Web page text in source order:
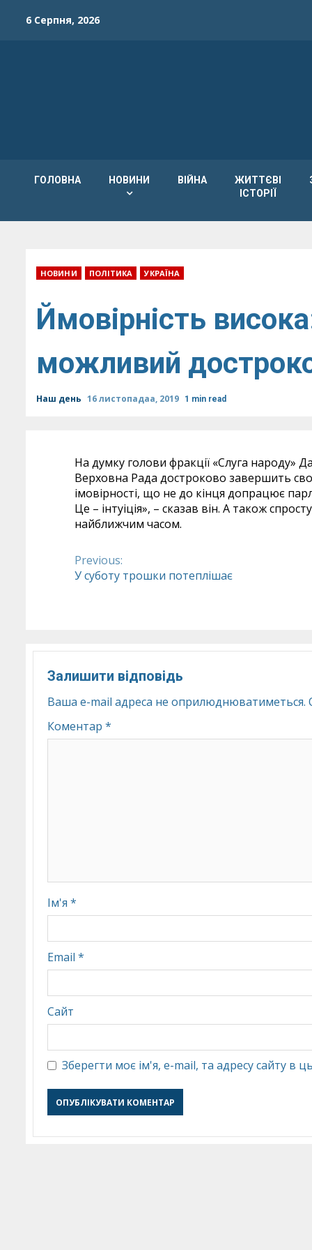
6 Серпня, 2026
ГОЛОВНА НОВИНИ ВІЙНА
ЖИТТЄВІ
ІСТОРІЇ
НОВИНИ ПОЛІТИКА УКРАЇНА
Ймовірність
можливий
Наш день 16 листопадаа, 2019 1 min read
На думку голови фракції «Слуга народу»
Верховна Рада достроково завершить
імовірності, що не до кінця допрацює
Це – інтуіція», – сказав він. А також
найближчим часом.
Continue
Previous:
У суботу трошки потеплішає
Залишити відповідь
Ваша e-mail адреса не оприлюднюватиметься.
Коментар *
Ім'я *
Email *
Сайт
Зберегти моє ім'я, e-mail, та адресу сайту в